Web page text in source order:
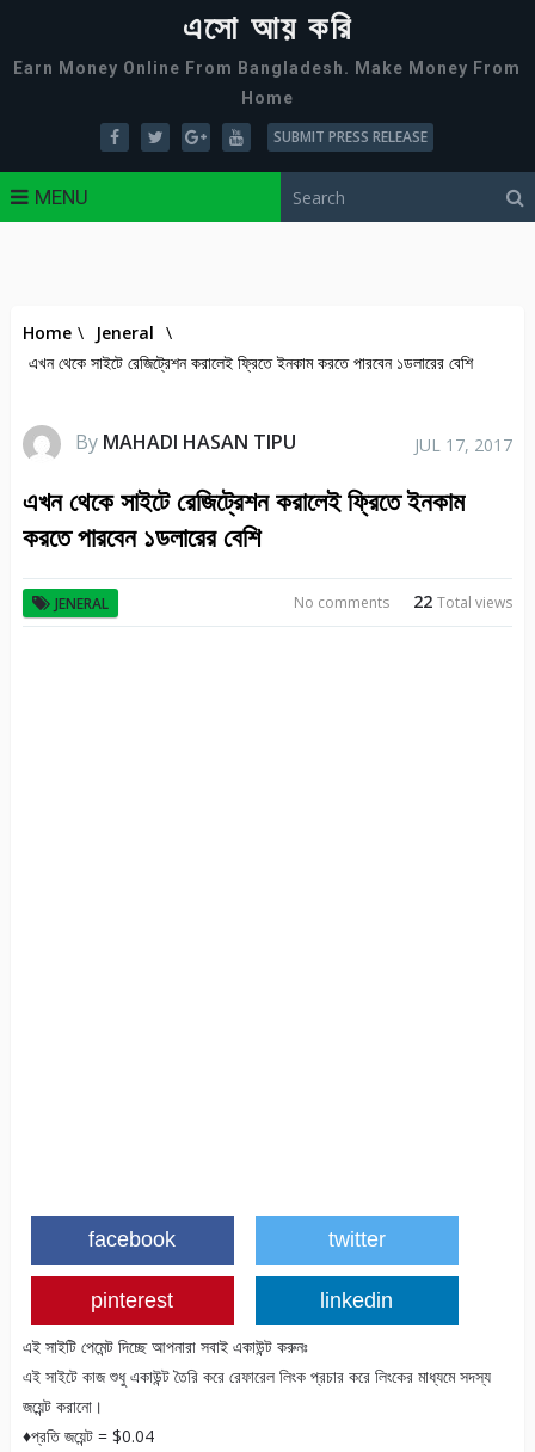
এসো আয় করি
Earn Money Online From Bangladesh. Make Money From
Home
SUBMIT PRESS RELEASE
MENU
Home \ Jeneral \
এখন থেকে সাইটে রেজিট্রেশন করালেই ফ্রিতে ইনকাম করতে পারবেন ১ডলারের বেশি
By MAHADI HASAN TIPU JUL 17, 2017
এখন থেকে সাইটে রেজিট্রেশন করালেই ফ্রিতে ইনকাম
করতে পারবেন ১ডলারের বেশি
JENERAL 22Total views
No comments
facebook twitter
pinterest linkedin
এই সাইটি পেমেন্ট দিচ্ছে আপনারা সবাই একাউন্ট করুনঃ
এই সাইটে কাজ শুধু একাউন্ট তৈরি করে রেফারেল লিংক প্রচার করে লিংকের মাধ্যমে সদস্য
জয়েন্ট করানো।
♦প্রতি জয়েন্ট = $0.04